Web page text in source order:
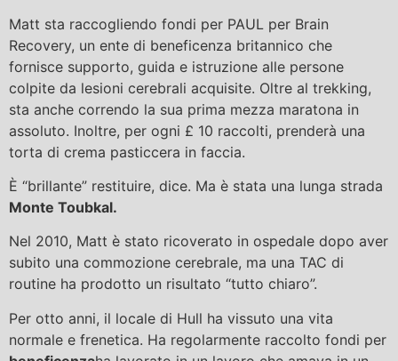
Matt sta raccogliendo fondi per PAUL per Brain
Recovery, un ente di beneficenza britannico che
fornisce supporto, guida e istruzione alle persone
colpite da lesioni cerebrali acquisite. Oltre al trekking,
sta anche correndo la sua prima mezza maratona in
assoluto. Inoltre, per ogni £ 10 raccolti, prenderà una
torta di crema pasticcera in faccia.
È “brillante” restituire, dice. Ma è stata una lunga strada
Monte Toubkal.
Nel 2010, Matt è stato ricoverato in ospedale dopo aver
subito una commozione cerebrale, ma una TAC di
routine ha prodotto un risultato “tutto chiaro”.
Per otto anni, il locale di Hull ha vissuto una vita
normale e frenetica. Ha regolarmente raccolto fondi per